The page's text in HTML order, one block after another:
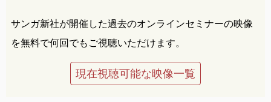
サンガ新社が開催した過去のオンラインセミナーの映像
を無料で何回でもご視聴いただけます。
現在視聴可能な映像一覧